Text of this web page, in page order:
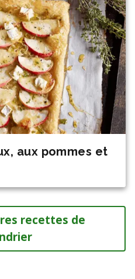
aux pommes et
recettes de